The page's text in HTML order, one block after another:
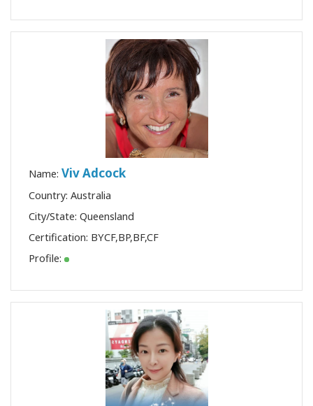
Name: Viv Adcock
Country: Australia
City/State: Queensland
Certification: BYCF,BP,BF,CF
Profile: